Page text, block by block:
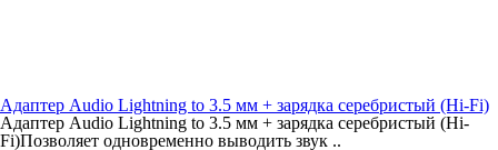
Адаптер Audio Lightning to 3.5 мм + зарядка серебристый (Hi-Fi)
Адаптер Audio Lightning to 3.5 мм + зарядка серебристый (Hi-
Fi)Позволяет одновременно выводить звук ..